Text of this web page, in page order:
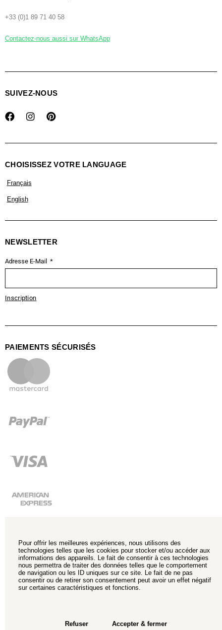
+33 (0)1 89 71 40 58
Contactez-nous aussi sur WhatsApp
SUIVEZ-NOUS
CHOISISSEZ VOTRE LANGUAGE
Français
English
NEWSLETTER
Adresse E-Mail
Inscription
PAIEMENTS SÉCURISÉS
Pour offrir les meilleures expériences, nous utilisons des
technologies telles que les cookies pour stocker et/ou accéder aux
informations des appareils. Le fait de consentir à ces technologies
nous permettra de traiter des données telles que le comportement
de navigation ou les ID uniques sur ce site. Le fait de ne pas
consentir ou de retirer son consentement peut avoir un effet négatif
sur certaines caractéristiques et fonctions.
Refuser Accepter & fermer